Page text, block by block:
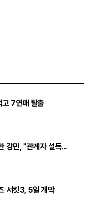
고 7연패 탈출
강민, "관계자 설득...
서킷3, 5일 개막